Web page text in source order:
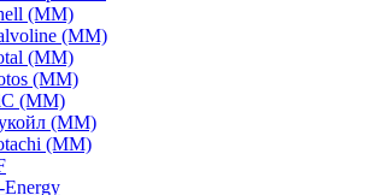
(ММ)
(ММ)
(ММ)
(ММ)
(ММ)
(ММ)
(MM)
Energy